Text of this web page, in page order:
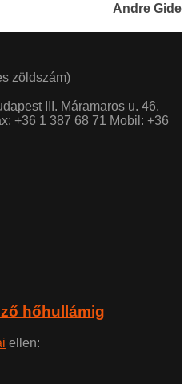
Andre Gide
zöldszám)
III. Máramaros u. 46.
+36 1 387 68 71 Mobil: +36
hőhullámig
ellen: